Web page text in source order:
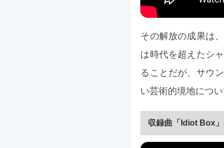
その解放の成果は
は時代を超えたシ
ることだが、サウ
い芸術的境地につ
収録曲「Idiot Box」